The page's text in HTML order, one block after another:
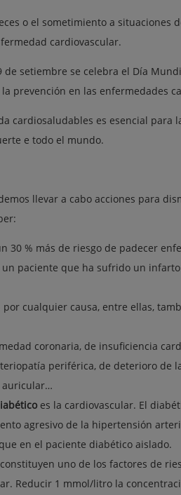
o el sometimiento a situaciones
cardiovascular.
setiembre se celebra el Día
prevención en las enfermedades
cardiosaludables es esencial para
e todo el mundo.
llevar a cabo acciones para
30 % más de riesgo de padecer
paciente que ha sufrido un
cualquier causa, entre ellas,
coronaria, de insuficiencia
periférica, de deterioro de
auricular…
es la cardiovascular. El
agresivo de la hipertensión
en el paciente diabético aislado.
uno de los factores de
Reducir 1 mmol/litro la